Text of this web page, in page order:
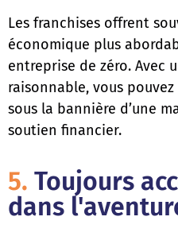
Les franchises offrent
économique plus
entreprise de zéro. Avec
raisonnable, vous
sous la bannière d’une
soutien financier.
5. Toujours
dans